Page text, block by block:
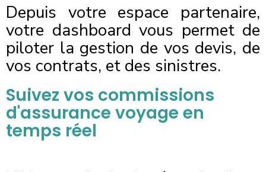
Depuis votre espace partenaire,
votre dashboard vous permet de
piloter la gestion de vos devis, de
vos contrats, et des sinistres.
Suivez vos commissions
d'assurance voyage en
temps réel